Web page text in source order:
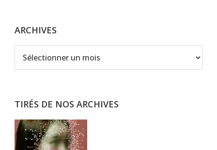
ARCHIVES
TIRÉS DE NOS ARCHIVES